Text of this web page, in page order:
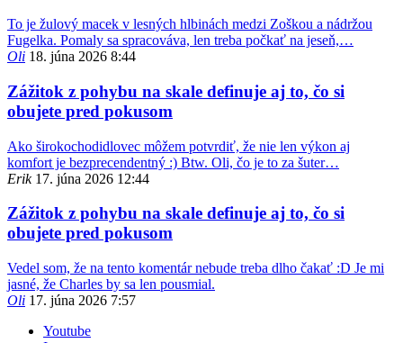
To je žulový macek v lesných hlbinách medzi Zoškou a nádržou
Fugelka. Pomaly sa spracováva, len treba počkať na jeseň,…
Oli 18. júna 2026 8:44
Zážitok z pohybu na skale definuje aj to, čo si
obujete pred pokusom
Ako širokochodidlovec môžem potvrdiť, že nie len výkon aj
komfort je bezprecendentný :) Btw. Oli, čo je to za šuter…
Erik 17. júna 2026 12:44
Zážitok z pohybu na skale definuje aj to, čo si
obujete pred pokusom
Vedel som, že na tento komentár nebude treba dlho čakať :D Je mi
jasné, že Charles by sa len pousmial.
Oli 17. júna 2026 7:57
Youtube